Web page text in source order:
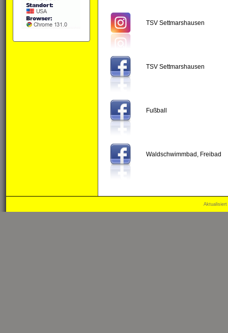
TSV Settmarshausen
TSV Settmarshausen
Fußball
Waldschwimmbad, Freibad